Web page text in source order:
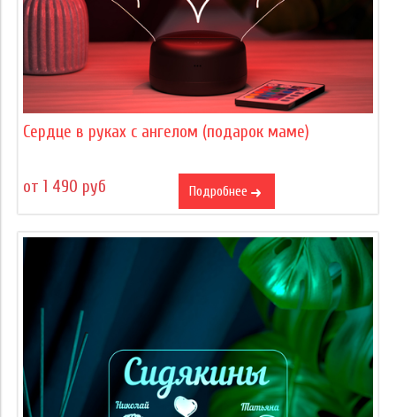
Сердце в руках с ангелом (подарок маме)
от 1 490 руб Подробнее